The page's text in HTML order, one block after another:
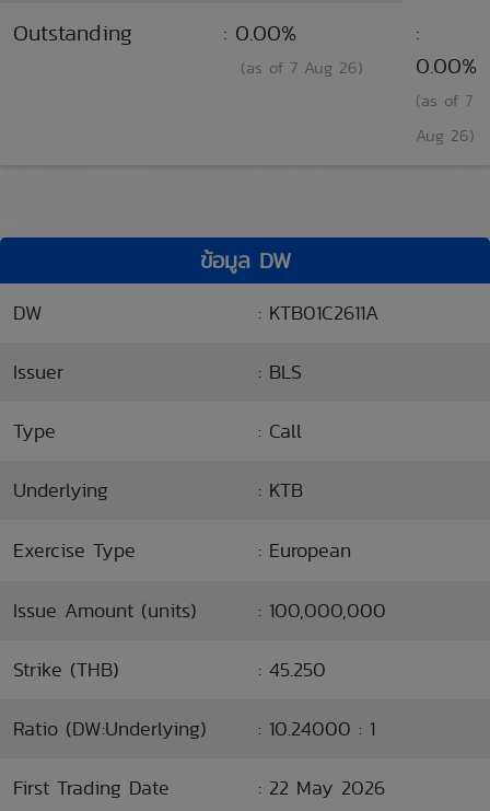
Outstanding : 0.00%
(as of 7 Aug 26)
:
0.00%
(as of 7
Aug 26)
ข้อมูล DW
DW : KTB01C2611A
Issuer : BLS
Type : Call
Underlying : KTB
Exercise Type : European
Issue Amount (units) : 100,000,000
Strike (THB) : 45.250
Ratio (DW:Underlying) : 10.24000 : 1
First Trading Date : 22 May 2026